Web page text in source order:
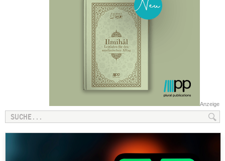
Anzeige